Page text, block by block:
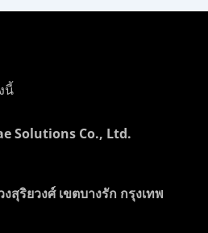
นี้
Solutions Co., Ltd.
สุริยวงศ์​ เขตบางรัก กรุงเทพ